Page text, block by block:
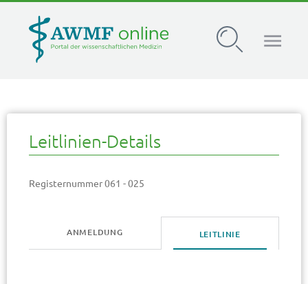
Leitlinien-Details
Registernummer 061 - 025
ANMELDUNG LEITLINIE